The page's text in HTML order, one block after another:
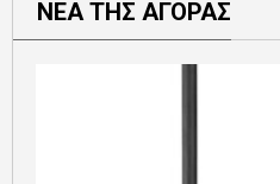
ΝΕΑ ΤΗΣ ΑΓΟΡΑΣ